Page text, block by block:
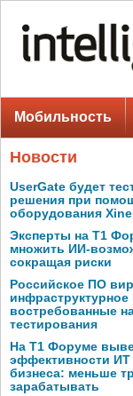
Мобильность
Новости
UserGate будет
решения при
оборудования
Эксперты на Т1
множить ИИ-
сокращая риски
Российское ПО
востребованные
тестирования
На Т1 Форуме
эффективности ИТ
бизнеса: меньше
зарабатывать